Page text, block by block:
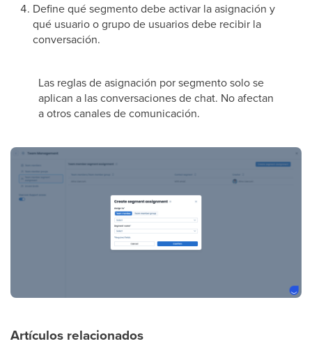
Define qué segmento debe activar la asignación y
qué usuario o grupo de usuarios debe recibir la
conversación.
Las reglas de asignación por segmento solo se
aplican a las conversaciones de chat. No afectan
a otros canales de comunicación.
Artículos relacionados